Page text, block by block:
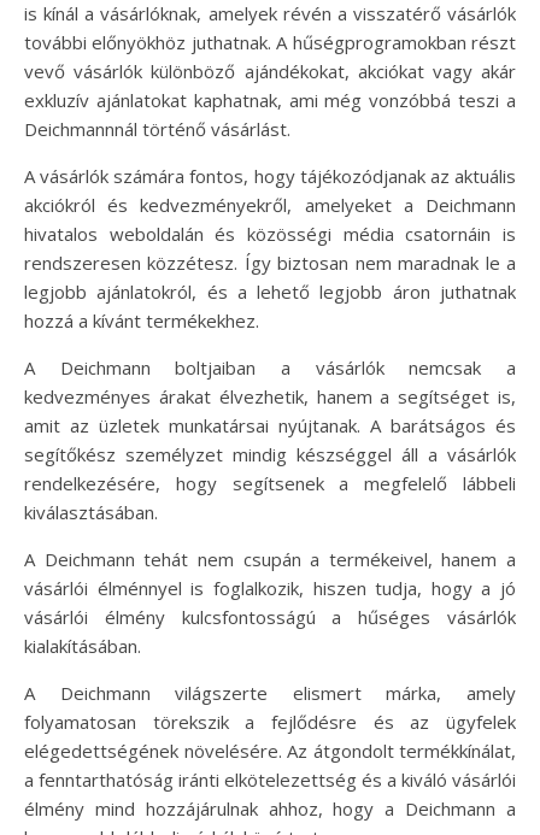
is kínál a vásárlóknak, amelyek révén a visszatérő vásárlók
további előnyökhöz juthatnak. A hűségprogramokban részt
vevő vásárlók különböző ajándékokat, akciókat vagy akár
exkluzív ajánlatokat kaphatnak, ami még vonzóbbá teszi a
Deichmannnál történő vásárlást.
A vásárlók számára fontos, hogy tájékozódjanak az aktuális
akciókról és kedvezményekről, amelyeket a Deichmann
hivatalos weboldalán és közösségi média csatornáin is
rendszeresen közzétesz. Így biztosan nem maradnak le a
legjobb ajánlatokról, és a lehető legjobb áron juthatnak
hozzá a kívánt termékekhez.
A Deichmann boltjaiban a vásárlók nemcsak a
kedvezményes árakat élvezhetik, hanem a segítséget is,
amit az üzletek munkatársai nyújtanak. A barátságos és
segítőkész személyzet mindig készséggel áll a vásárlók
rendelkezésére, hogy segítsenek a megfelelő lábbeli
kiválasztásában.
A Deichmann tehát nem csupán a termékeivel, hanem a
vásárlói élménnyel is foglalkozik, hiszen tudja, hogy a jó
vásárlói élmény kulcsfontosságú a hűséges vásárlók
kialakításában.
A Deichmann világszerte elismert márka, amely
folyamatosan törekszik a fejlődésre és az ügyfelek
elégedettségének növelésére. Az átgondolt termékkínálat,
a fenntarthatóság iránti elkötelezettség és a kiváló vásárlói
élmény mind hozzájárulnak ahhoz, hogy a Deichmann a